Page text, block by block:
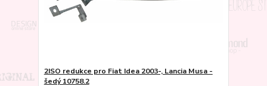
2ISO redukce pro Fiat Idea 2003-, Lancia Musa -
šedý 10758.2